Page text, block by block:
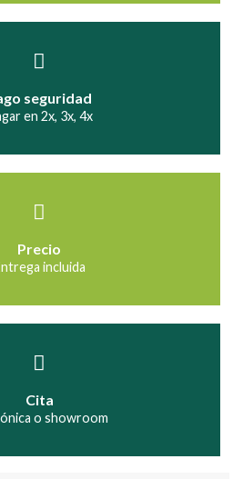
seguridad
en 2x, 3x, 4x
Precio
incluida
Cita
o showroom